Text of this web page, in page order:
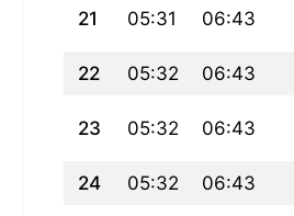
21 05:31 06:43
22 05:32 06:43
23 05:32 06:43
24 05:32 06:43